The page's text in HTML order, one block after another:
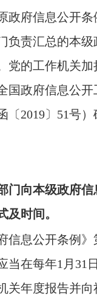
政府信息公开
负责汇总的本
党的工作机关
国政府信息公
〔2019〕51号
门向本级政府
及时间。
信息公开条例
当在每年1月31
关年度报告并向